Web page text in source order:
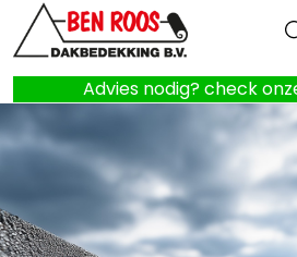
Advies nodig? check